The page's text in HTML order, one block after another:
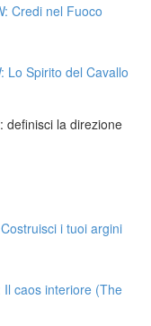
Credi nel Fuoco
Lo Spirito del Cavallo
definisci la direzione
i tuoi argini
Il caos interiore (The